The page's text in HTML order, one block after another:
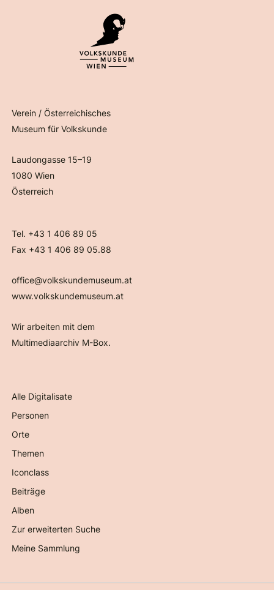
Verein / Österreichisches
Museum für Volkskunde
Laudongasse 15–19
1080 Wien
Österreich
Tel. +43 1 406 89 05
Fax +43 1 406 89 05.88
office@volkskundemuseum.at
www.volkskundemuseum.at
Wir arbeiten mit dem
Multimediaarchiv M-Box.
Alle Digitalisate
Personen
Orte
Themen
Iconclass
Beiträge
Alben
Zur erweiterten Suche
Meine Sammlung